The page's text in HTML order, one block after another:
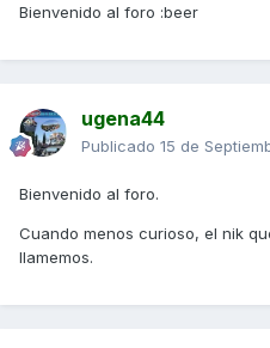
Bienvenido al foro :beer
ugena44
Publicado 15 de
Bienvenido al foro.
Cuando menos curioso, el nik
llamemos.